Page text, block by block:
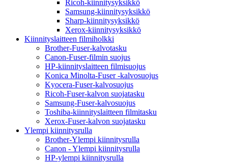
Ricoh-kiinnitysyksikkö
Samsung-kiinnitysyksikkö
Sharp-kiinnitysyksikkö
Xerox-kiinnitysyksikkö
Kiinnityslaitteen filmiholkki
Brother-Fuser-kalvotasku
Canon-Fuser-filmin suojus
HP-kiinnityslaitteen filmisuojus
Konica Minolta-Fuser -kalvosuojus
Kyocera-Fuser-kalvosuojus
Ricoh-Fuser-kalvon suojatasku
Samsung-Fuser-kalvosuojus
Toshiba-kiinnityslaitteen filmitasku
Xerox-Fuser-kalvon suojatasku
Ylempi kiinnitysrulla
Brother-Ylempi kiinnitysrulla
Canon - Ylempi kiinnitysrulla
HP-ylempi kiinnitysrulla